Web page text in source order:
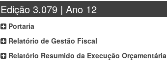
Edição 3.079 | Ano 12
Portaria
Relatório de Gestão Fiscal
Relatório Resumido da Execução Orçamentária